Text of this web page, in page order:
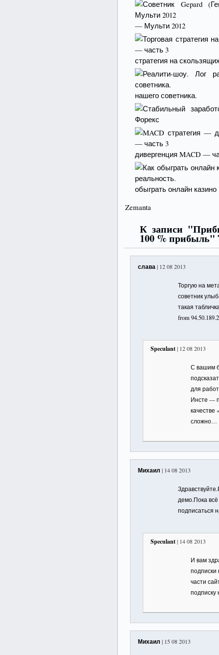
— Мульти 2012
стратегия на
нашего советника.
дивергенция MACD —
обыграть онлайн
Zemanta
К записи
100 % прибыль"
слава| 12 08 2013
Торгую на
советник
такая
from
Speculant| 12 08 2013
С вашим
для
Инсте —
сложно…
Михаил | 14 08 2013
демо.Пока
подписаться
Speculant| 14 08 2013
И вам
подписки
части
подписку
Михаил | 15 08 2013